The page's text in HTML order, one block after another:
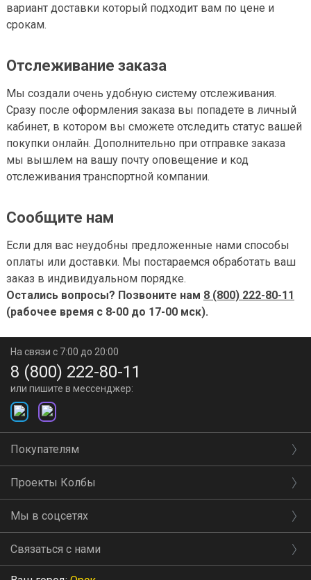
вариант доставки который подходит вам по цене и
срокам.
Отслеживание заказа
Мы создали очень удобную систему отслеживания.
Сразу после оформления заказа вы попадете в личный
кабинет, в котором вы сможете отследить статус вашей
покупки онлайн. Дополнительно при отправке заказа
мы вышлем на вашу почту оповещение и код
отслеживания транспортной компании.
Сообщите нам
Если для вас неудобны предложенные нами способы
оплаты или доставки. Мы постараемся обработать ваш
заказ в индивидуальном порядке.
Остались вопросы? Позвоните нам 8 (800) 222-80-11
(рабочее время с 8-00 до 17-00 мск).
На связи с 7:00 до 20:00
8 (800) 222-80-11
или пишите в мессенджер:
Покупателям
Проекты Колбы
Мы в соцсетях
Связаться с нами